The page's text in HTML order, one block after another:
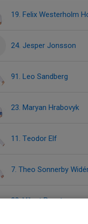
19. Felix Westerholm
24. Jesper Jonsson
91. Leo Sandberg
23. Maryan Hrabovyk
11. Teodor Elf
7. Theo Sonnerby
28. Vilgot Bengtsson